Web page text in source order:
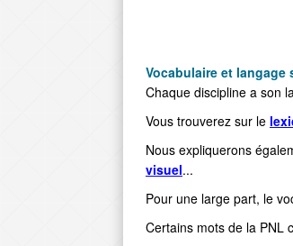
Vocabulaire et langage
Chaque discipline a son
Vous trouverez sur le
Nous expliquerons
visuel...
Pour une large part, le
Certains mots de la PNL